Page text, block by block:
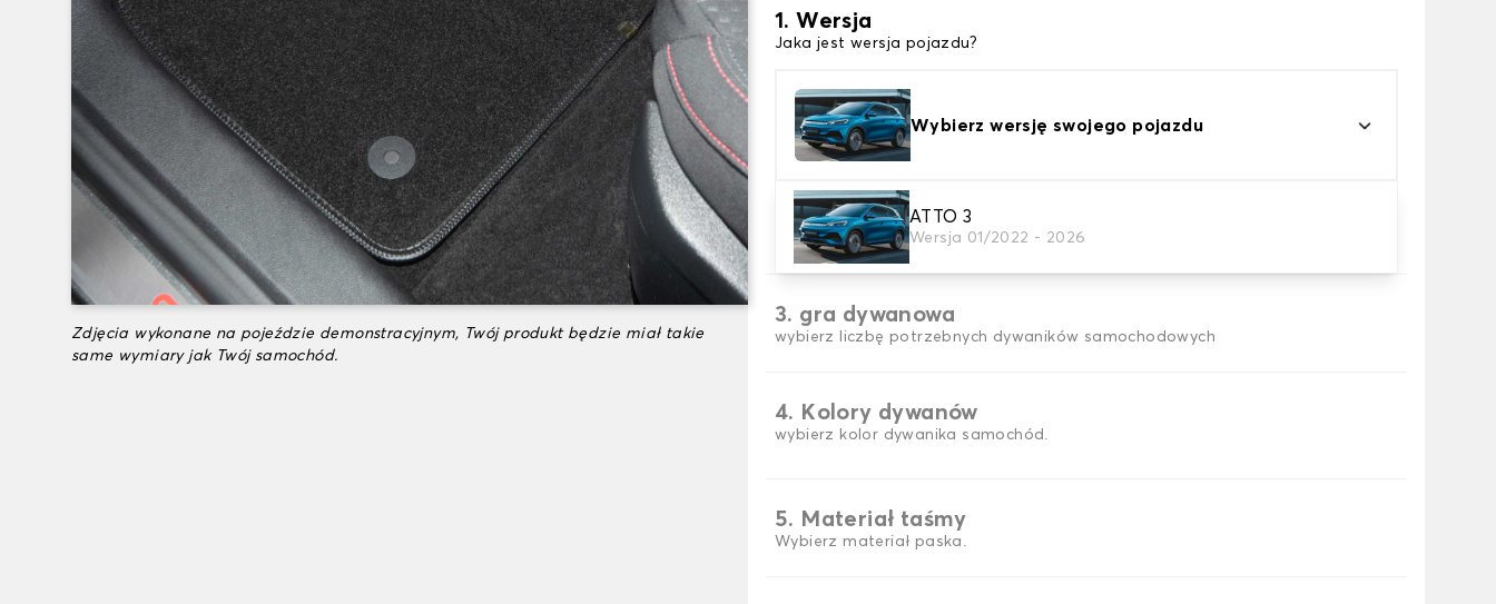
Zdjęcia wykonane na pojeździe demonstracyjnym, Twój produkt będzie miał takie
same wymiary jak Twój samochód.
1. Wersja
Jaka jest wersja pojazdu?
Wybierz wersję swojego pojazdu
ATTO 3
Wersja 01/2022 - 2026
2. Materiał
wybierz materiał dywanika samochodowego
3. gra dywanowa
wybierz liczbę potrzebnych dywaników samochodowych
4. Kolory dywanów
wybierz kolor dywanika samochód.
5. Materiał taśmy
Wybierz materiał paska.